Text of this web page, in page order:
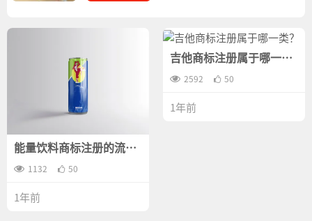
能量饮料商标注册的流程
有哪些？
1132 50
1年前
吉他商标注册属于哪一
类？
2592 50
1年前